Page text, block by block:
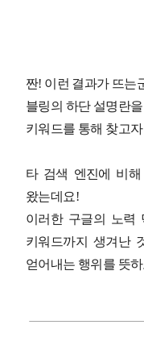
짠! 이런 결과가 뜨는
블링의 하단 설명란을
키워드를 통해 찾고
타 검색 엔진에 비
왔는데요!
이러한 구글의 노력
키워드까지 생겨난
얻어내는 행위를 뜻